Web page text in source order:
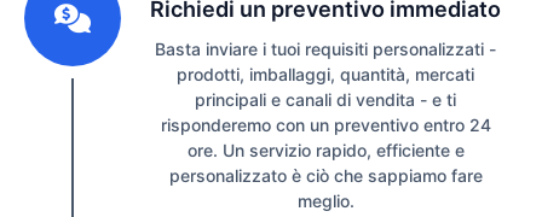
Richiedi un preventivo immediato
Basta inviare i tuoi requisiti personalizzati -
prodotti, imballaggi, quantità, mercati
principali e canali di vendita - e ti
risponderemo con un preventivo entro 24
ore. Un servizio rapido, efficiente e
personalizzato è ciò che sappiamo fare
meglio.